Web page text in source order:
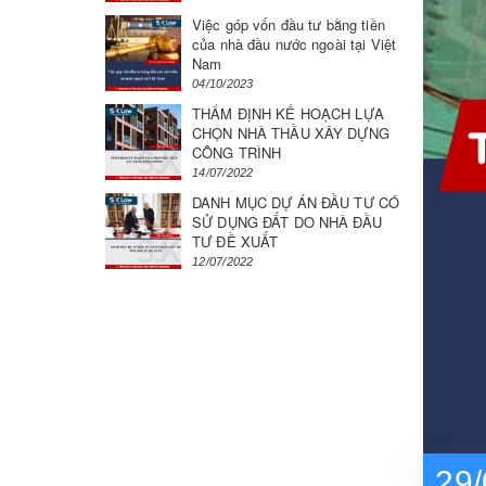
Việc góp vốn đầu tư bằng tiền
của nhà đầu nước ngoài tại Việt
Nam
04/10/2023
THẨM ĐỊNH KẾ HOẠCH LỰA
CHỌN NHÀ THẦU XÂY DỰNG
CÔNG TRÌNH
14/07/2022
DANH MỤC DỰ ÁN ĐẦU TƯ CÓ
SỬ DỤNG ĐẤT DO NHÀ ĐẦU
TƯ ĐỀ XUẤT
12/07/2022